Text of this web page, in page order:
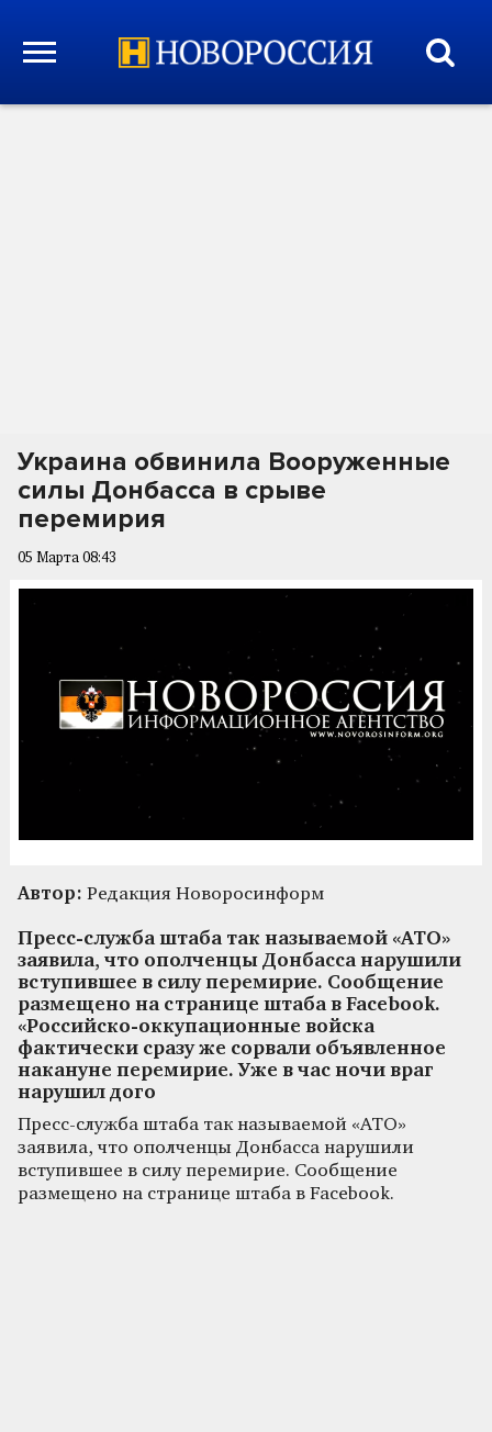
Украина обвинила Вооруженные
силы Донбасса в срыве
перемирия
05 Марта 08:43
Автор: Редакция Новоросинформ
Пресс-служба штаба так называемой «АТО»
заявила, что ополченцы Донбасса нарушили
вступившее в силу перемирие. Сообщение
размещено на странице штаба в Facebook.
«Российско-оккупационные войска
фактически сразу же сорвали объявленное
накануне перемирие. Уже в час ночи враг
нарушил дого
Пресс-служба штаба так называемой «АТО»
заявила, что ополченцы Донбасса нарушили
вступившее в силу перемирие. Сообщение
размещено на странице штаба в Facebook.